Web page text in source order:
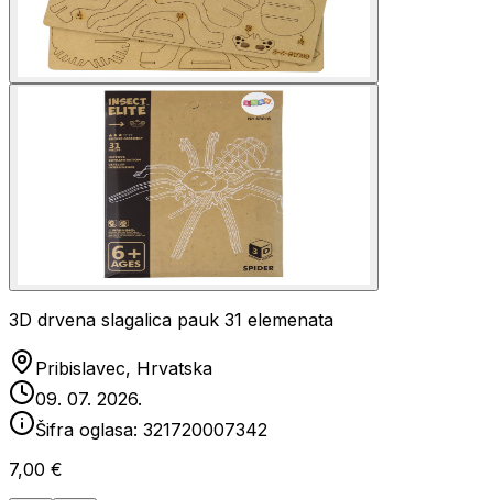
3D drvena slagalica pauk 31 elemenata
Pribislavec, Hrvatska
09. 07. 2026.
Šifra oglasa: 321720007342
7,00 €